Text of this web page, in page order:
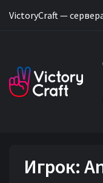
VictoryCraft —
Игрок: